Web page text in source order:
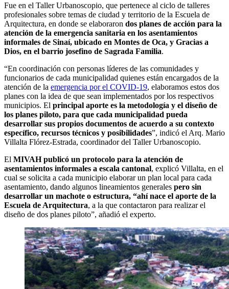
Fue en el Taller Urbanoscopio, que pertenece al ciclo de talleres
profesionales sobre temas de ciudad y territorio de la Escuela de
Arquitectura, en donde se elaboraron dos planes de acción para la
atención de la emergencia sanitaria en los asentamientos
informales de Sinaí, ubicado en Montes de Oca, y Gracias a
Dios, en el barrio josefino de Sagrada Familia.
“En coordinación con personas líderes de las comunidades y
funcionarios de cada municipalidad quienes están encargados de la
atención de la emergencia por el COVID-19, elaboramos estos dos
planes con la idea de que sean implementados por los respectivos
municipios. El principal aporte es la metodología y el diseño de
los planes piloto, para que cada municipalidad pueda
desarrollar sus propios documentos de acuerdo a su contexto
específico, recursos técnicos y posibilidades”, indicó el Arq. Mario
Villalta Flórez-Estrada, coordinador del Taller Urbanoscopio.
El MIVAH publicó un protocolo para la atención de
asentamientos informales a escala cantonal, explicó Villalta, en el
cual se solicita a cada municipio elaborar un plan local para cada
asentamiento, dando algunos lineamientos generales pero sin
desarrollar un machote o estructura, “ahí nace el aporte de la
Escuela de Arquitectura, a la que contactaron para realizar el
diseño de dos planes piloto”, añadió el experto.